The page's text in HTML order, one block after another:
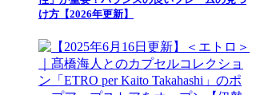
け方【2026年更新】